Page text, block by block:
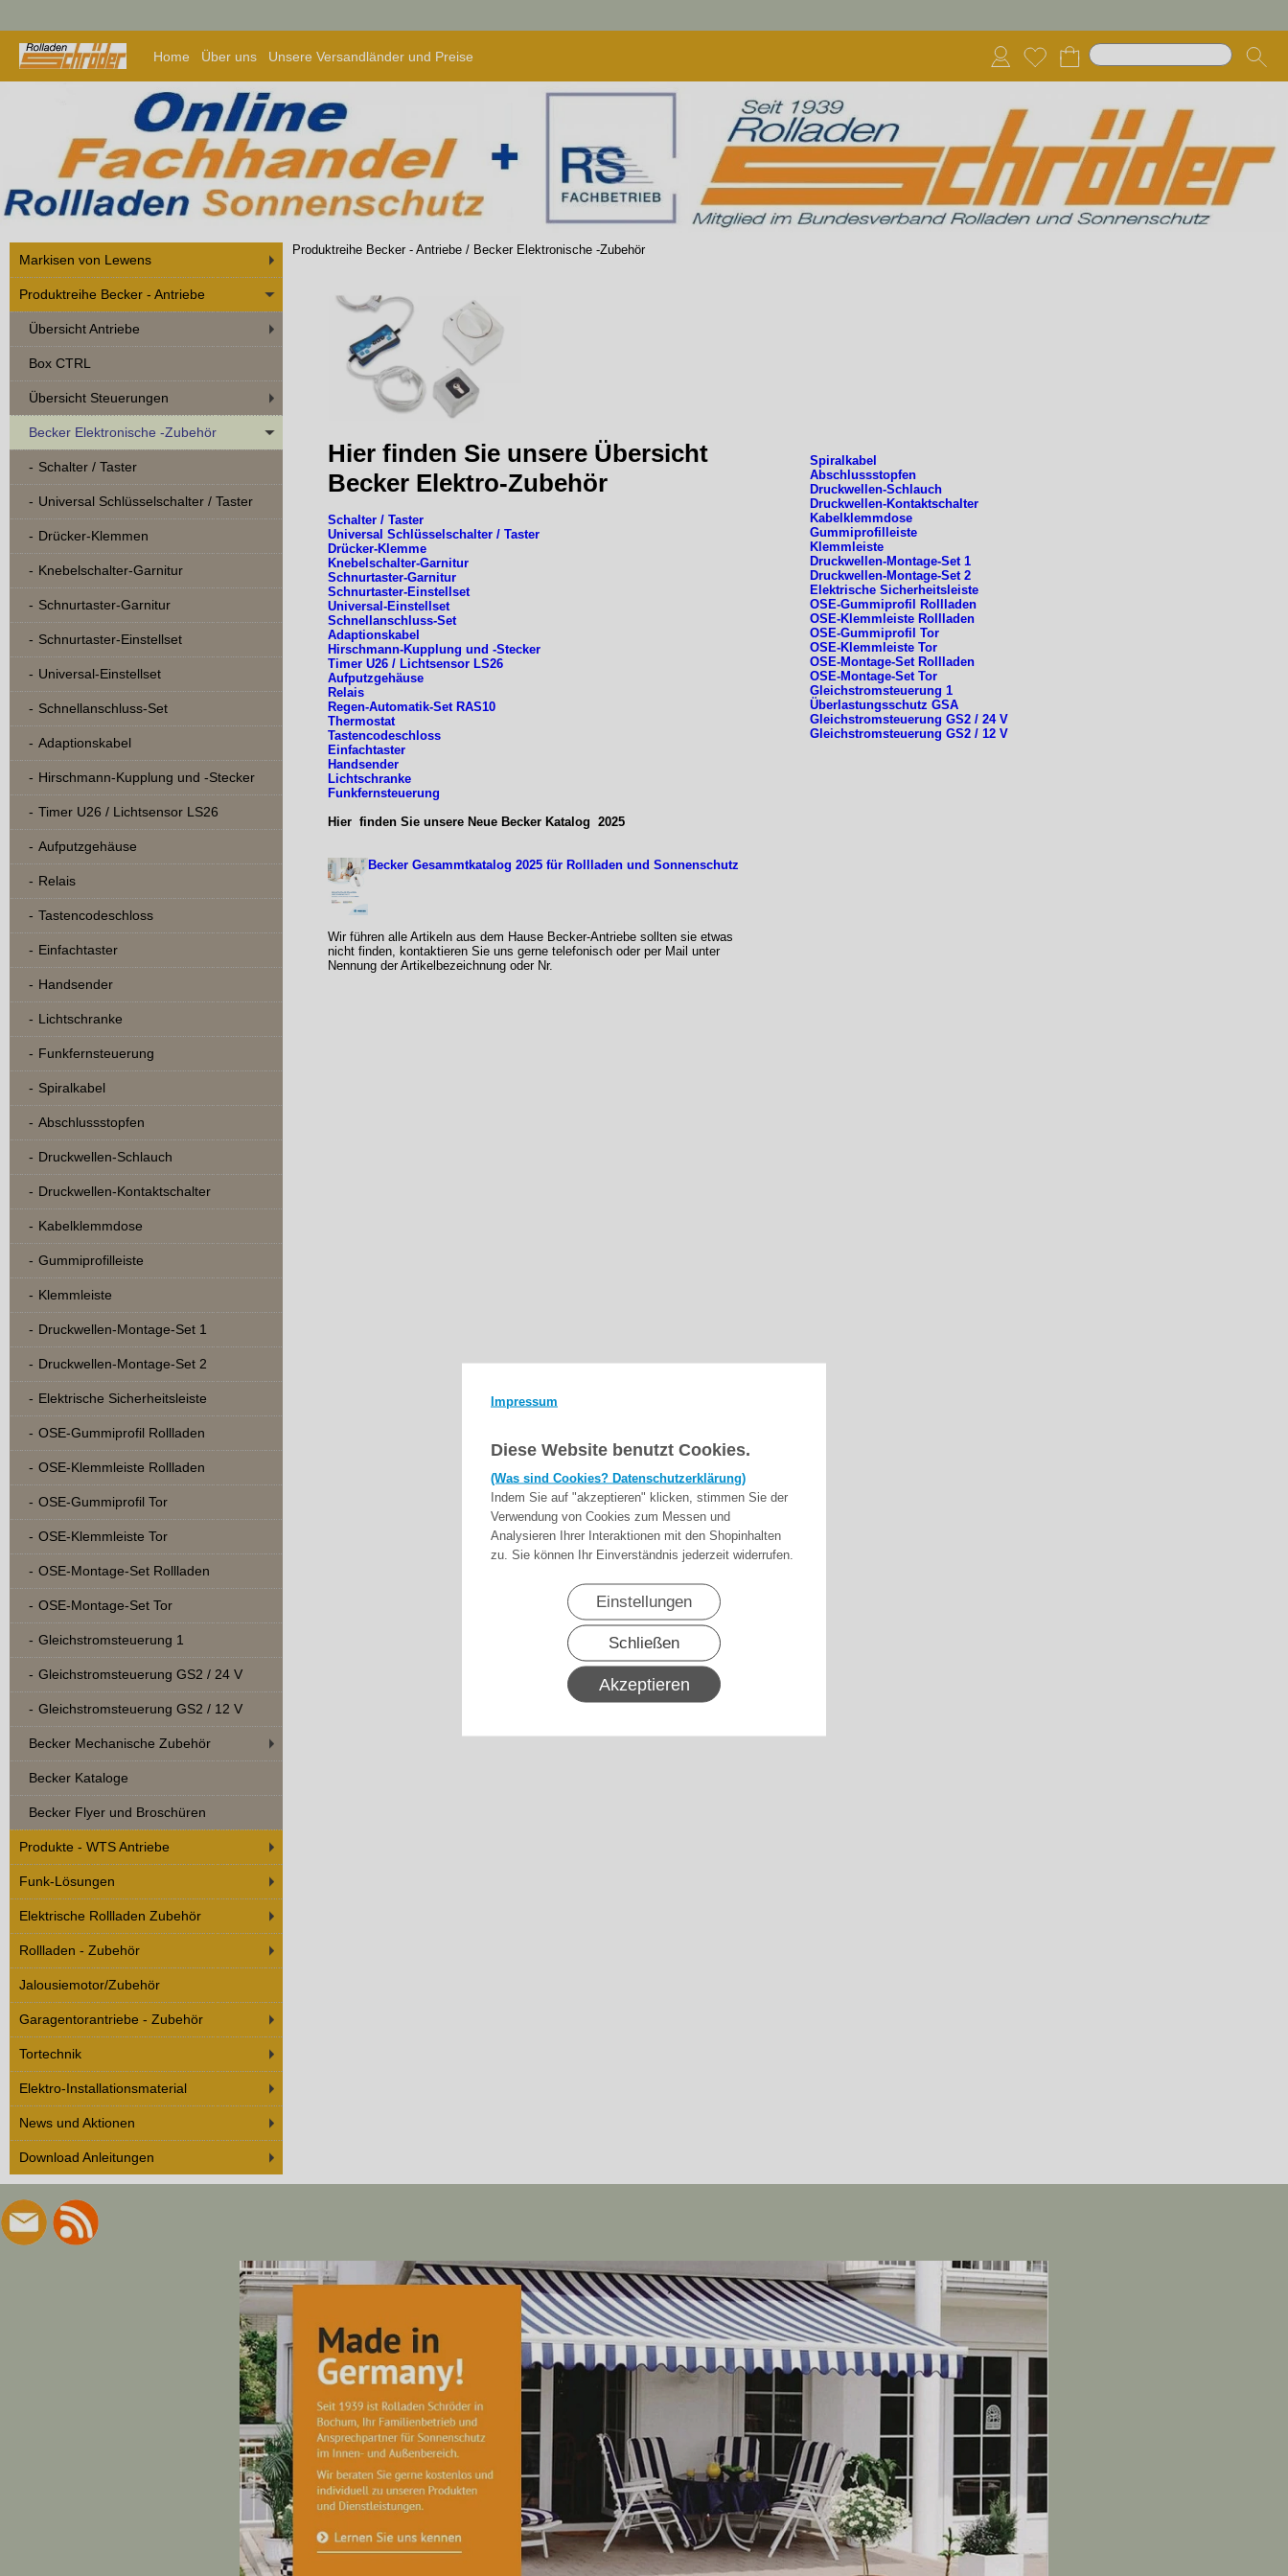
Impressum
Diese Website benutzt Cookies.
(Was sind Cookies? Datenschutzerklärung)
Indem Sie auf "akzeptieren" klicken, stimmen Sie der
Verwendung von Cookies zum Messen und
Analysieren Ihrer Interaktionen mit den Shopinhalten
zu. Sie können Ihr Einverständnis jederzeit widerrufen.
Einstellungen
Schließen
Akzeptieren
Home Über uns Unsere Versandländer und Preise
Markisen von Lewens
Produktreihe Becker - Antriebe
Übersicht Antriebe
Box CTRL
Übersicht Steuerungen
Becker Elektronische -Zubehör
Schalter / Taster
Universal Schlüsselschalter / Taster
Drücker-Klemmen
Knebelschalter-Garnitur
Schnurtaster-Garnitur
Schnurtaster-Einstellset
Universal-Einstellset
Schnellanschluss-Set
Adaptionskabel
Hirschmann-Kupplung und -Stecker
Timer U26 / Lichtsensor LS26
Aufputzgehäuse
Relais
Tastencodeschloss
Einfachtaster
Handsender
Lichtschranke
Funkfernsteuerung
Spiralkabel
Abschlussstopfen
Druckwellen-Schlauch
Druckwellen-Kontaktschalter
Kabelklemmdose
Gummiprofilleiste
Klemmleiste
Druckwellen-Montage-Set 1
Druckwellen-Montage-Set 2
Elektrische Sicherheitsleiste
OSE-Gummiprofil Rollladen
OSE-Klemmleiste Rollladen
OSE-Gummiprofil Tor
OSE-Klemmleiste Tor
OSE-Montage-Set Rollladen
OSE-Montage-Set Tor
Gleichstromsteuerung 1
Gleichstromsteuerung GS2 / 24 V
Gleichstromsteuerung GS2 / 12 V
Becker Mechanische Zubehör
Becker Kataloge
Becker Flyer und Broschüren
Produkte - WTS Antriebe
Funk-Lösungen
Elektrische Rollladen Zubehör
Rollladen - Zubehör
Jalousiemotor/Zubehör
Garagentorantriebe - Zubehör
Tortechnik
Elektro-Installationsmaterial
News und Aktionen
Download Anleitungen
Produktreihe Becker - Antriebe / Becker Elektronische -Zubehör
Hier finden Sie unsere Übersicht
Becker Elektro-Zubehör
Schalter / Taster
Universal Schlüsselschalter / Taster
Drücker-Klemme
Knebelschalter-Garnitur
Schnurtaster-Garnitur
Schnurtaster-Einstellset
Universal-Einstellset
Schnellanschluss-Set
Adaptionskabel
Hirschmann-Kupplung und -Stecker
Timer U26 / Lichtsensor LS26
Aufputzgehäuse
Relais
Regen-Automatik-Set RAS10
Thermostat
Tastencodeschloss
Einfachtaster
Handsender
Lichtschranke
Funkfernsteuerung
Hier finden Sie unsere Neue Becker Katalog 2025
Becker Gesammtkatalog 2025 für Rollladen und Sonnenschutz
Wir führen alle Artikeln aus dem Hause Becker-Antriebe sollten sie etwas
nicht finden, kontaktieren Sie uns gerne telefonisch oder per Mail unter
Nennung der Artikelbezeichnung oder Nr.
Spiralkabel
Abschlussstopfen
Druckwellen-Schlauch
Druckwellen-Kontaktschalter
Kabelklemmdose
Gummiprofilleiste
Klemmleiste
Druckwellen-Montage-Set 1
Druckwellen-Montage-Set 2
Elektrische Sicherheitsleiste
OSE-Gummiprofil Rollladen
OSE-Klemmleiste Rollladen
OSE-Gummiprofil Tor
OSE-Klemmleiste Tor
OSE-Montage-Set Rollladen
OSE-Montage-Set Tor
Gleichstromsteuerung 1
Überlastungsschutz GSA
Gleichstromsteuerung GS2 / 24 V
Gleichstromsteuerung GS2 / 12 V